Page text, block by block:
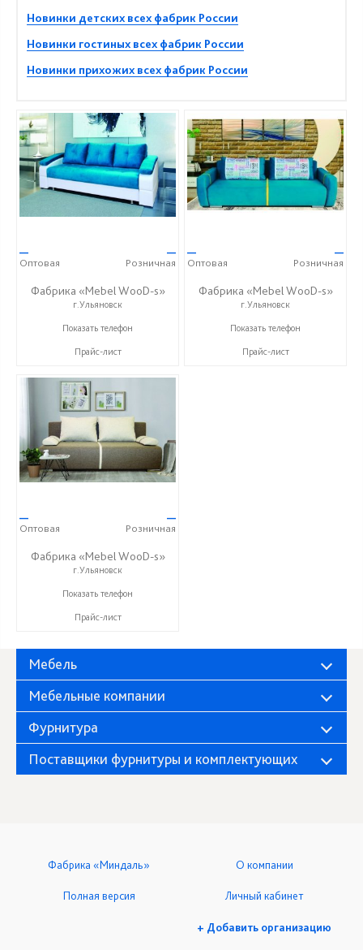
Новинки детских всех фабрик России
Новинки гостиных всех фабрик России
Новинки прихожих всех фабрик России
—
Оптовая
—
Розничная
Фабрика «Mebel WooD-s»
г.Ульяновск
+7 (906) 140-08-08
Показать телефон
Прайс-лист
—
Оптовая
—
Розничная
Фабрика «Mebel WooD-s»
г.Ульяновск
+7 (906) 140-08-08
Показать телефон
Прайс-лист
—
Оптовая
—
Розничная
Фабрика «Mebel WooD-s»
г.Ульяновск
+7 (906) 140-08-08
Показать телефон
Прайс-лист
Мебель
Мебельные компании
Фурнитура
Поставщики фурнитуры и комплектующих
Фабрика «Миндаль» О компании
Полная версия Личный кабинет
+ Добавить организацию